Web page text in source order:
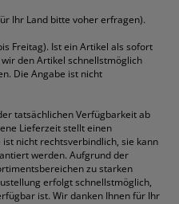
alle Marken anzeigen
Ihr Land bitte voher erfragen).
Freitag). Ist ein Artikel als sofort
den Artikel schnellstmöglich
Die Angabe ist nicht
tatsächlichen Verfügbarkeit ab
Lieferzeit stellt einen
nicht rechtsverbindlich, sie kann
werden. Aufgrund der
zu starken
erfolgt schnellstmöglich,
ist. Wir danken Ihnen für Ihr